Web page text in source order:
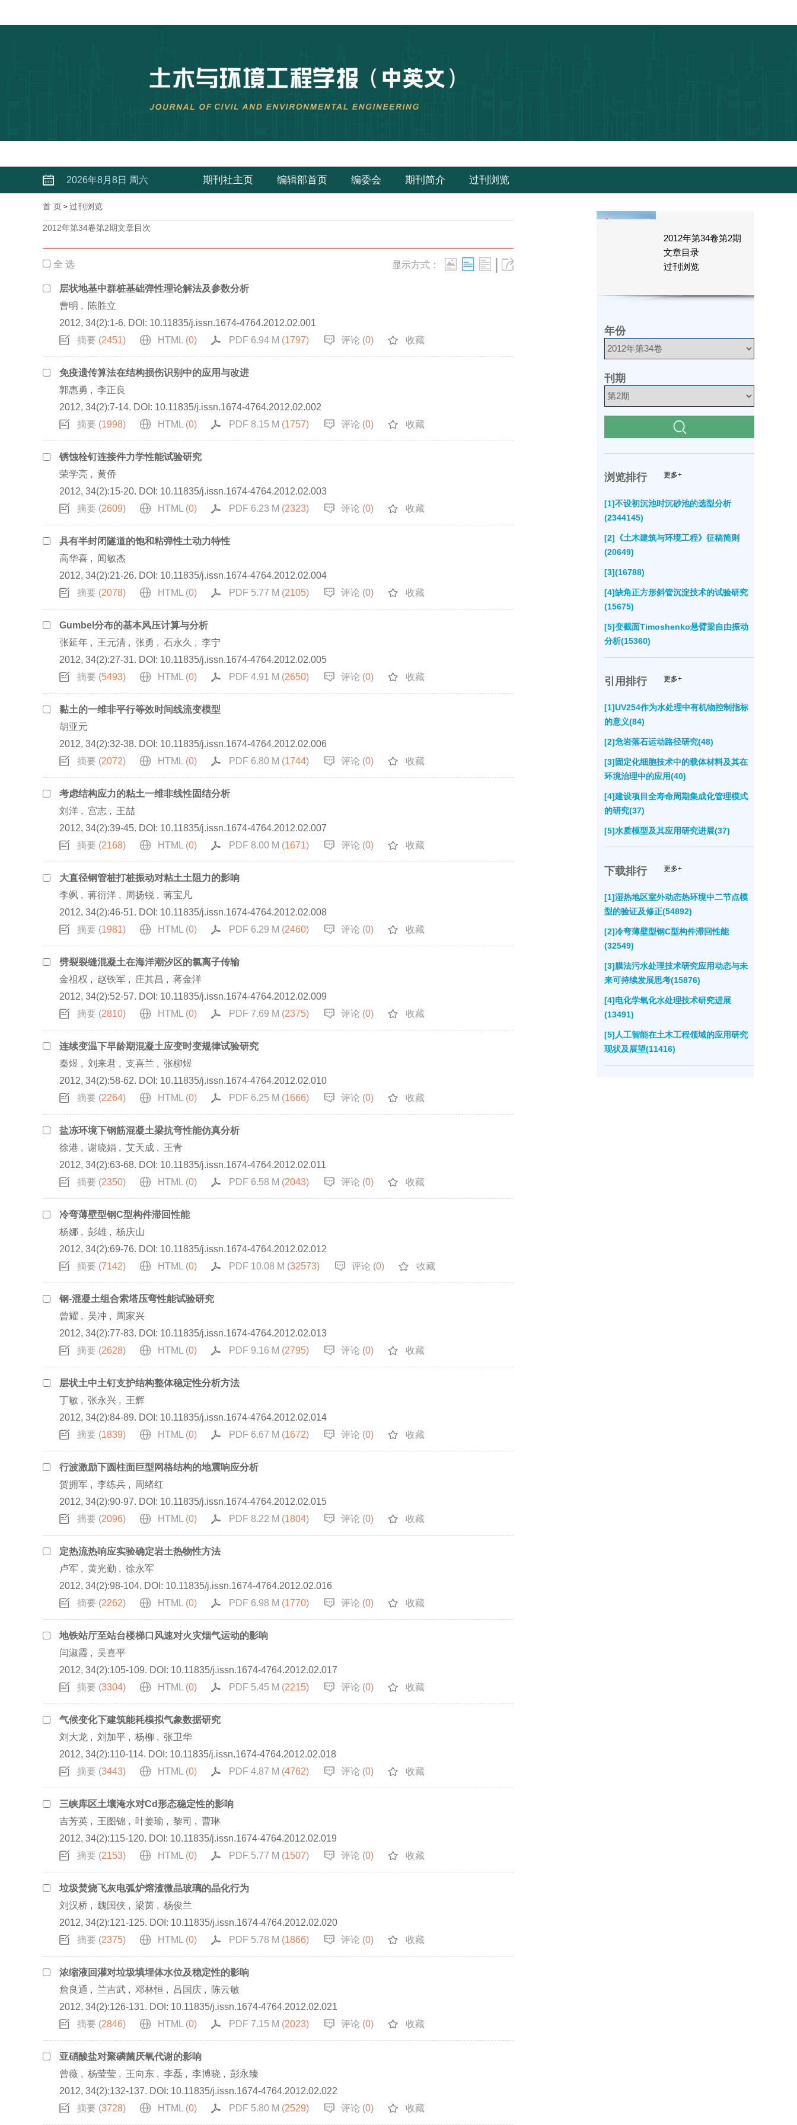
2026年8月8日 周六 期刊社主页 编辑部首页 编委会 期刊简介 过刊浏览
首 页 > 过刊浏览
2012年第34卷第2期文章目次
全 选 显示方式： |
层状地基中群桩基础弹性理论解法及参数分析
曹明 ,
陈胜立
2012, 34(2):1-6. DOI: 10.11835/j.issn.1674-4764.2012.02.001
摘要 (2451) HTML (0) PDF 6.94 M (1797) 评论 (0) 收藏
免疫遗传算法在结构损伤识别中的应用与改进
郭惠勇 , 李正良
2012, 34(2):7-14. DOI: 10.11835/j.issn.1674-4764.2012.02.002
摘要 (1998) HTML (0) PDF 8.15 M (1757) 评论 (0) 收藏
锈蚀栓钉连接件力学性能试验研究
荣学亮 , 黄侨
2012, 34(2):15-20. DOI: 10.11835/j.issn.1674-4764.2012.02.003
摘要 (2609) HTML (0) PDF 6.23 M (2323) 评论 (0) 收藏
具有半封闭隧道的饱和粘弹性土动力特性
高华喜 , 闻敏杰
2012, 34(2):21-26. DOI: 10.11835/j.issn.1674-4764.2012.02.004
摘要 (2078) HTML (0) PDF 5.77 M (2105) 评论 (0) 收藏
Gumbel分布的基本风压计算与分析
张延年 , 王元清 , 张勇 , 石永久 , 李宁
2012, 34(2):27-31. DOI: 10.11835/j.issn.1674-4764.2012.02.005
摘要 (5493) HTML (0) PDF 4.91 M (2650) 评论 (0) 收藏
黏土的一维非平行等效时间线流变模型
胡亚元
2012, 34(2):32-38. DOI: 10.11835/j.issn.1674-4764.2012.02.006
摘要 (2072) HTML (0) PDF 6.80 M (1744) 评论 (0) 收藏
考虑结构应力的粘土一维非线性固结分析
刘洋 , 宫志 , 王喆
2012, 34(2):39-45. DOI: 10.11835/j.issn.1674-4764.2012.02.007
摘要 (2168) HTML (0) PDF 8.00 M (1671) 评论 (0) 收藏
大直径钢管桩打桩振动对粘土土阻力的影响
李飒 , 蒋衍洋 , 周扬锐 , 蒋宝凡
2012, 34(2):46-51. DOI: 10.11835/j.issn.1674-4764.2012.02.008
摘要 (1981) HTML (0) PDF 6.29 M (2460) 评论 (0) 收藏
劈裂裂缝混凝土在海洋潮汐区的氯离子传输
金祖权 , 赵铁军 , 庄其昌 , 蒋金洋
2012, 34(2):52-57. DOI: 10.11835/j.issn.1674-4764.2012.02.009
摘要 (2810) HTML (0) PDF 7.69 M (2375) 评论 (0) 收藏
连续变温下早龄期混凝土应变时变规律试验研究
秦煜 , 刘来君 , 支喜兰 , 张柳煜
2012, 34(2):58-62. DOI: 10.11835/j.issn.1674-4764.2012.02.010
摘要 (2264) HTML (0) PDF 6.25 M (1666) 评论 (0) 收藏
盐冻环境下钢筋混凝土梁抗弯性能仿真分析
徐港 , 谢晓娟 , 艾天成 , 王青
2012, 34(2):63-68. DOI: 10.11835/j.issn.1674-4764.2012.02.011
摘要 (2350) HTML (0) PDF 6.58 M (2043) 评论 (0) 收藏
冷弯薄壁型钢C型构件滞回性能
杨娜 , 彭雄 , 杨庆山
2012, 34(2):69-76. DOI: 10.11835/j.issn.1674-4764.2012.02.012
摘要 (7142) HTML (0) PDF 10.08 M (32573) 评论 (0) 收藏
钢-混凝土组合索塔压弯性能试验研究
曾耀 , 吴冲 ,
周家兴
2012, 34(2):77-83. DOI: 10.11835/j.issn.1674-4764.2012.02.013
摘要 (2628) HTML (0) PDF 9.16 M (2795) 评论 (0) 收藏
层状土中土钉支护结构整体稳定性分析方法
丁敏 , 张永兴 , 王辉
2012, 34(2):84-89. DOI: 10.11835/j.issn.1674-4764.2012.02.014
摘要 (1839) HTML (0) PDF 6.67 M (1672) 评论 (0) 收藏
行波激励下圆柱面巨型网格结构的地震响应分析
贺拥军 , 李练兵 ,
周绪红
2012, 34(2):90-97. DOI: 10.11835/j.issn.1674-4764.2012.02.015
摘要 (2096) HTML (0) PDF 8.22 M (1804) 评论 (0) 收藏
定热流热响应实验确定岩土热物性方法
卢军 , 黄光勤 , 徐永军
2012, 34(2):98-104. DOI: 10.11835/j.issn.1674-4764.2012.02.016
摘要 (2262) HTML (0) PDF 6.98 M (1770) 评论 (0) 收藏
地铁站厅至站台楼梯口风速对火灾烟气运动的影响
闫淑霞 , 吴喜平
2012, 34(2):105-109. DOI: 10.11835/j.issn.1674-4764.2012.02.017
摘要 (3304) HTML (0) PDF 5.45 M (2215) 评论 (0) 收藏
气候变化下建筑能耗模拟气象数据研究
刘大龙 , 刘加平 , 杨柳 , 张卫华
2012, 34(2):110-114. DOI: 10.11835/j.issn.1674-4764.2012.02.018
摘要 (3443) HTML (0) PDF 4.87 M (4762) 评论 (0) 收藏
三峡库区土壤淹水对Cd形态稳定性的影响
吉芳英 , 王图锦 , 叶姜瑜 , 黎司 , 曹琳
2012, 34(2):115-120. DOI: 10.11835/j.issn.1674-4764.2012.02.019
摘要 (2153) HTML (0) PDF 5.77 M (1507) 评论 (0) 收藏
垃圾焚烧飞灰电弧炉熔渣微晶玻璃的晶化行为
刘汉桥 , 魏国侠 , 梁茵 , 杨俊兰
2012, 34(2):121-125. DOI: 10.11835/j.issn.1674-4764.2012.02.020
摘要 (2375) HTML (0) PDF 5.78 M (1866) 评论 (0) 收藏
浓缩液回灌对垃圾填埋体水位及稳定性的影响
詹良通 , 兰吉武 , 邓林恒 , 吕国庆 ,
陈云敏
2012, 34(2):126-131. DOI: 10.11835/j.issn.1674-4764.2012.02.021
摘要 (2846) HTML (0) PDF 7.15 M (2023) 评论 (0) 收藏
亚硝酸盐对聚磷菌厌氧代谢的影响
曾薇 , 杨莹莹 , 王向东 , 李磊 , 李博晓 , 彭永臻
2012, 34(2):132-137. DOI: 10.11835/j.issn.1674-4764.2012.02.022
摘要 (3728) HTML (0) PDF 5.80 M (2529) 评论 (0) 收藏
2012年第34卷第2期
文章目录
过刊浏览
年份
刊期
浏览排行
[1]不设初沉池时沉砂池的选型分析
(2344145)
[2]《土木建筑与环境工程》征稿简则
(20649)
[3](16788)
[4]缺角正方形斜管沉淀技术的试验研究
(15675)
[5]变截面Timoshenko悬臂梁自由振动
分析(15360)
更多+
引用排行
[1]UV254作为水处理中有机物控制指标
的意义(84)
[2]危岩落石运动路径研究(48)
[3]固定化细胞技术中的载体材料及其在
环境治理中的应用(40)
[4]建设项目全寿命周期集成化管理模式
的研究(37)
[5]水质模型及其应用研究进展(37)
更多+
下载排行
[1]湿热地区室外动态热环境中二节点模
型的验证及修正(54892)
[2]冷弯薄壁型钢C型构件滞回性能
(32549)
[3]膜法污水处理技术研究应用动态与未
来可持续发展思考(15876)
[4]电化学氧化水处理技术研究进展
(13491)
[5]人工智能在土木工程领域的应用研究
现状及展望(11416)
更多+